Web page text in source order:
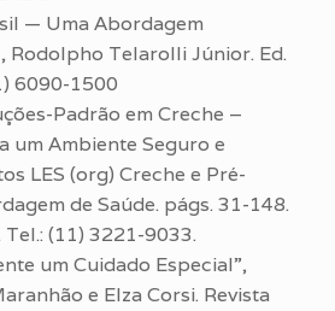
— Uma Abordagem
Rodolpho Telarolli Júnior. Ed.
6090-1500
Padrão em Creche –
um Ambiente Seguro e
LES (org) Creche e Pré-
de Saúde. págs. 31-148.
(11) 3221-9033.
um Cuidado Especial”,
e Elza Corsi. Revista